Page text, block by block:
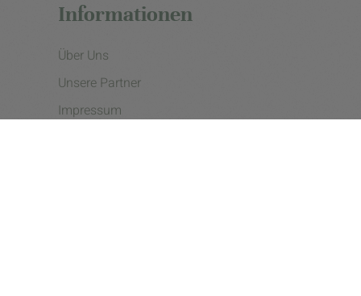
Informationen
Über Uns
Unsere Partner
Impressum